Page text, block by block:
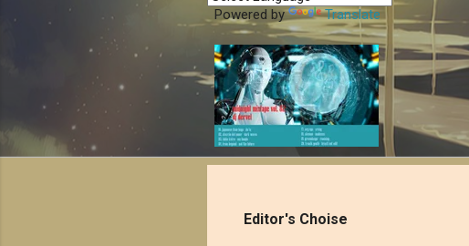
Powered by Translate
Editor's Choise